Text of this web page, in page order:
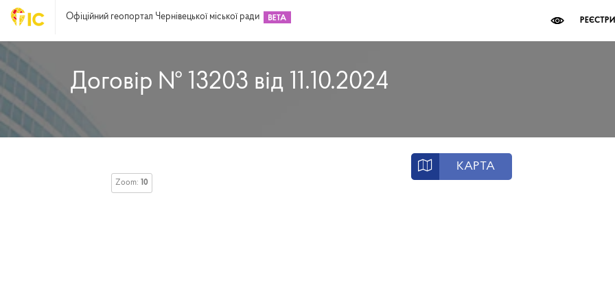
Офіційний геопортал Чернівецької міської ради РЕЄСТРИ
Договір № 13203 від 11.10.2024
КАРТА
Zoom: 10